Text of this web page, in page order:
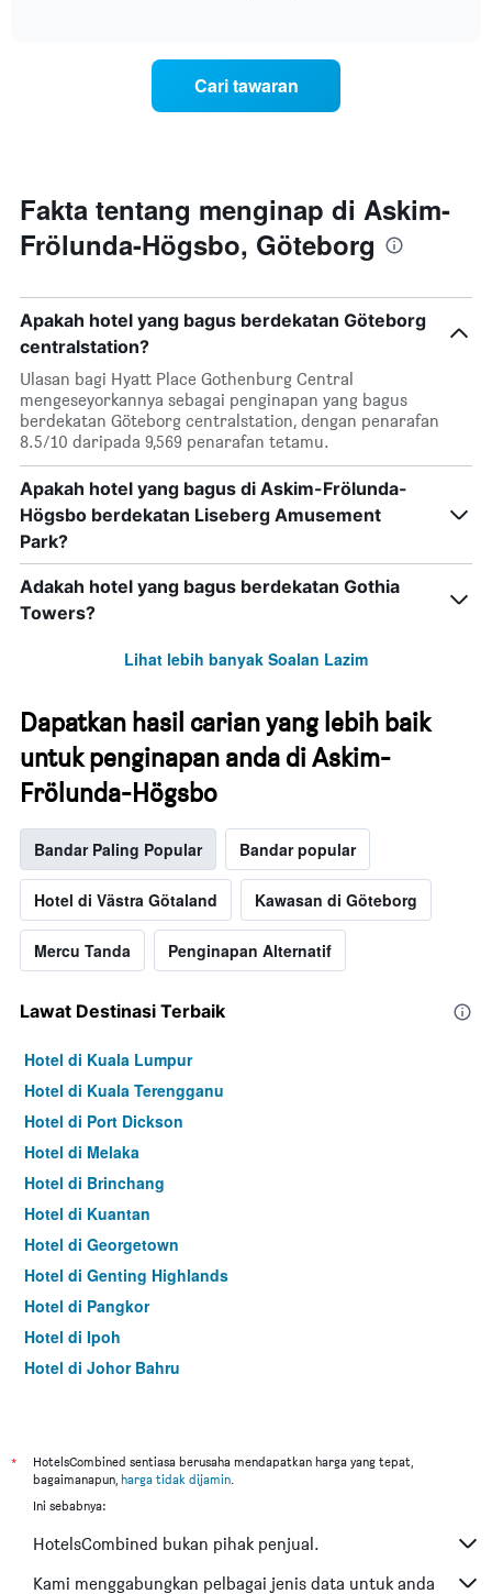
mempunyai
1
paksi
X
memaparkan
hari
dalam
Carta
mempunyai
1
paksi
Y
yang
memaparkan
purata
harga
Cari tawaran
Fakta tentang menginap di Askim-
Frölunda-Högsbo, Göteborg
Apakah hotel yang bagus berdekatan Göteborg
centralstation?
Ulasan bagi Hyatt Place Gothenburg Central
mengeseyorkannya sebagai penginapan yang bagus
berdekatan Göteborg centralstation, dengan penarafan
8.5/10 daripada 9,569 penarafan tetamu.
Apakah hotel yang bagus di Askim-Frölunda-
Högsbo berdekatan Liseberg Amusement
Park?
Adakah hotel yang bagus berdekatan Gothia
Towers?
Lihat lebih banyak Soalan Lazim
Dapatkan hasil carian yang lebih baik
untuk penginapan anda di Askim-
Frölunda-Högsbo
Bandar Paling Popular Bandar popular
Hotel di Västra Götaland Kawasan di Göteborg
Mercu Tanda Penginapan Alternatif
Lawat Destinasi Terbaik
Hotel di Kuala Lumpur
Hotel di Kuala Terengganu
Hotel di Port Dickson
Hotel di Melaka
Hotel di Brinchang
Hotel di Kuantan
Hotel di Georgetown
Hotel di Genting Highlands
Hotel di Pangkor
Hotel di Ipoh
Hotel di Johor Bahru
Hotel di Kuching
Hotel di Tokyo
Hotel di Bangkok
Hotel di Putrajaya
*
HotelsCombined sentiasa berusaha mendapatkan harga yang tepat,
bagaimanapun, harga tidak dijamin.
Ini sebabnya:
HotelsCombined bukan pihak penjual.
Kami menggabungkan pelbagai jenis data untuk anda